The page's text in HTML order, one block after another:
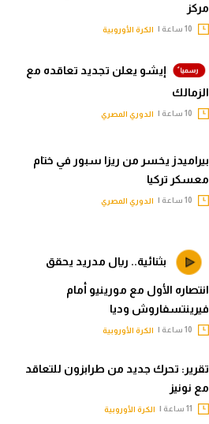
مركز
الكرة الأوروبية
إيشو يعلن تجديد تعاقده مع
الزمالك
الدوري المصري
بيراميدز يخسر من ريزا سبور في ختام
معسكر تركيا
الدوري المصري
بثنائية.. ريال مدريد يحقق
انتصاره الأول مع مورينيو أمام
فيرينتسفاروش وديا
الكرة الأوروبية
تقرير: تحرك جديد من طرابزون للتعاقد
مع نونيز
الكرة الأوروبية